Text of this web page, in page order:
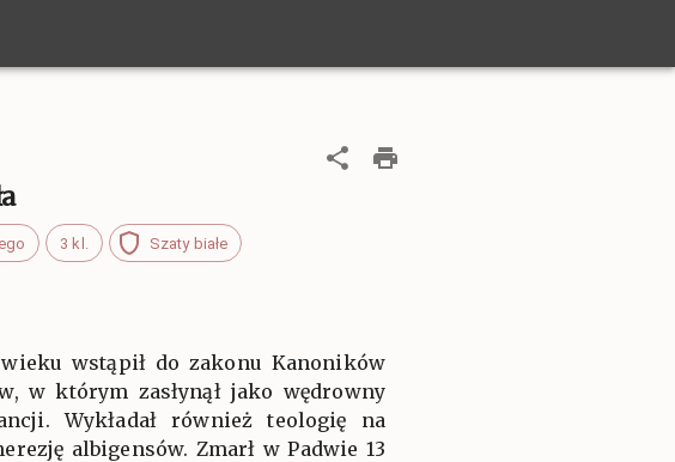
3 kl. Szaty białe
wstąpił do zakonu Kanoników
w którym zasłynął jako wędrowny
Wykładał również teologię na
albigensów. Zmarł w Padwie 13